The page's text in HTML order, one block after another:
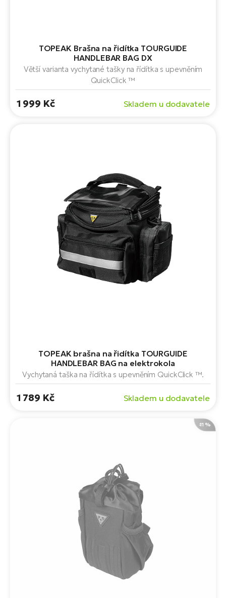
TOPEAK Brašna na řidítka TOURGUIDE
HANDLEBAR BAG DX
Větší varianta vychytané tašky na řídítka s upevněním
QuickClick ™
1 999 Kč Skladem u dodavatele
TOPEAK brašna na řidítka TOURGUIDE
HANDLEBAR BAG na elektrokola
Vychytaná taška na řídítka s upevněním QuickClick ™.
1 789 Kč Skladem u dodavatele
-11 %